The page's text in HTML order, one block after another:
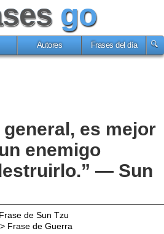
go
Autores Frases del día
es mejor
enemigo
— Sun
de Sun Tzu
> Frase de Guerra